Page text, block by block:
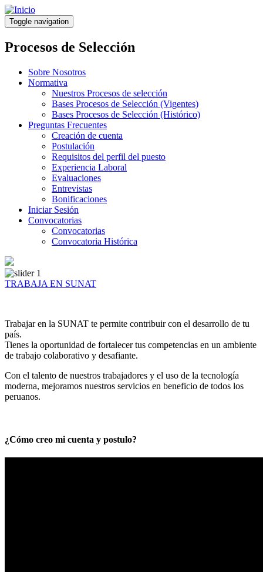
Pasar
al
contenido
principal
Toggle navigation
Procesos de Selección
Sobre Nosotros
Normativa
Nuestros Procesos de selección
Bases Procesos de Selección (Vigentes)
Bases Procesos de Selección (Histórico)
Preguntas Frecuentes
Creación de cuenta
Postulación
Requisitos del perfil del puesto
Experiencia Laboral
Evaluaciones
Entrevistas
Bonificaciones
Iniciar Sesión
Convocatorias
Convocatorias
Convocatoria Histórica
TRABAJA EN SUNAT
Trabajar en la SUNAT te permite contribuir con el desarrollo de tu
país.
Tienes la oportunidad de fortalecer tus competencias en un ambiente
de trabajo colaborativo y desafiante.
Con el talento de nuestros trabajadores y el uso de la tecnología
moderna, mejoramos nuestros servicios en beneficio de todos los
peruanos.
¿Cómo creo mi cuenta y postulo?